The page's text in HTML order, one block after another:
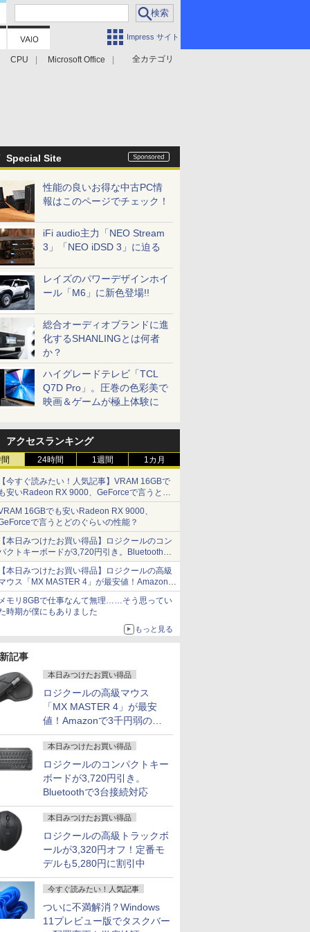
Impress サイト
全カテゴリ
CPU Microsoft Office
Special Site
性能の良いお得な中古PC情
報はこのページでチェック！
iFi audio主力「NEO Stream
3」「NEO iDSD 3」に迫る
レイズのパワーデザインホイ
ール「M6」に新色登場!!
総合オーディオブランドに進
化するSHANLINGとは何者
か？
ハイグレードテレビ「TCL
Q7D Pro」。圧巻の色彩美で
映画＆ゲームが極上体験に
アクセスランキング
24時間 1週間 1カ月
今すぐ読みたい！人気記事】VRAM 16GBで
安いRadeon RX 9000、GeForceで言うとど
ぐらいの性能？ - PC Watch
16GBでも安いRadeon RX 9000、
で言うとどのぐらいの性能？
本日みつけたお買い得品】ロジクールのコン
クトキーボードが3,720円引き。Bluetoothで3
接続対応
本日みつけたお買い得品】ロジクールの高級
ウス「MX MASTER 4」が最安値！Amazonで
千円弱の割引
モリ8GBで仕事なんて無理……そう思ってい
時期が僕にもありました
もっと見る
記事
本日みつけたお買い得品
ロジクールの高級マウス
「MX MASTER 4」が最安
値！Amazonで3千円弱の割
引
本日みつけたお買い得品
ロジクールのコンパクトキー
ボードが3,720円引き。
Bluetoothで3台接続対応
本日みつけたお買い得品
ロジクールの高級トラックボ
ールが3,320円オフ！定番モ
デルも5,280円に割引中
今すぐ読みたい！人気記事
ついに不満解消？Windows
11プレビュー版でタスクバー